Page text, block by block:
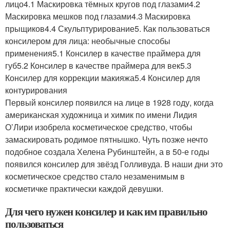
лицо4.1 Маскировка тёмных кругов под глазами4.2
Маскировка мешков под глазами4.3 Маскировка
прыщиков4.4 Скульптурирование5. Как пользоваться
консилером для лица: необычные способы
применения5.1 Консилер в качестве праймера для
губ5.2 Консилер в качестве праймера для век5.3
Консилер для коррекции макияжа5.4 Консилер для
контурирования
Первый консилер появился на лице в 1928 году, когда
американская художница и химик по имени Лидия
О’Лири изобрела косметическое средство, чтобы
замаскировать родимое пятнышко. Чуть позже нечто
подобное создала Хелена Рубинштейн, а в 50-е годы
появился консилер для звёзд Голливуда. В наши дни это
косметическое средство стало незаменимым в
косметичке практически каждой девушки.
Для чего нужен консилер и как им правильно
пользоваться